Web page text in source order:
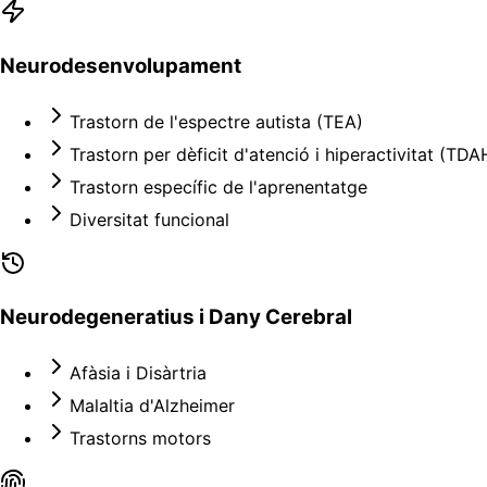
Neurodesenvolupament
Trastorn de l'espectre autista (TEA)
Trastorn per dèficit d'atenció i hiperactivitat
Trastorn específic de l'aprenentatge
Diversitat funcional
Neurodegeneratius i Dany Cerebral
Afàsia i Disàrtria
Malaltia d'Alzheimer
Trastorns motors